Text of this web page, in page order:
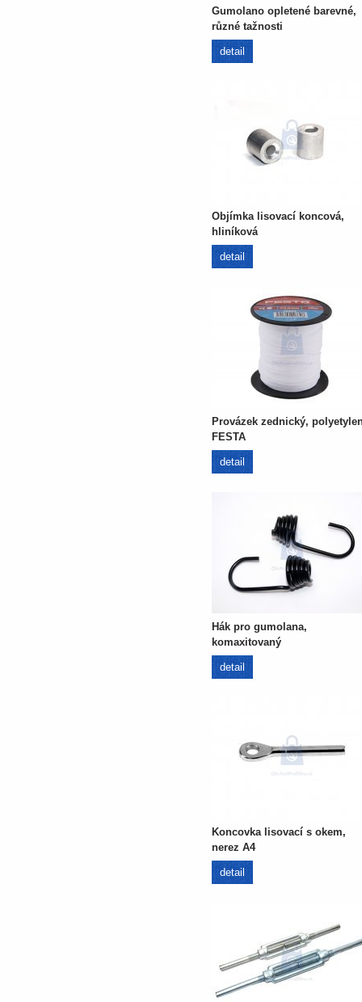
Gumolano opletené barevné,
různé tažnosti
detail
Objímka lisovací koncová,
hliníková
detail
Provázek zednický,
FESTA
detail
Hák pro gumolana,
komaxitovaný
detail
Koncovka lisovací s okem,
nerez A4
detail